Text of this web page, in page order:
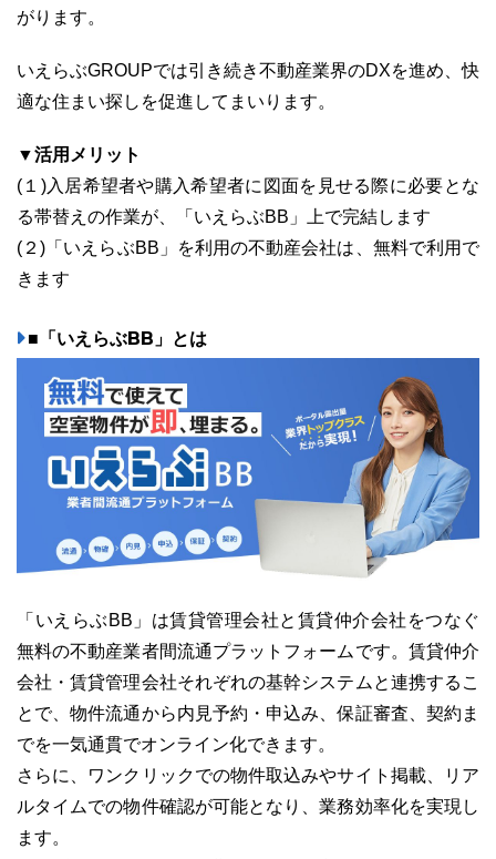
がります。
いえらぶGROUPでは引き続き不動産業界のDXを進め、快
適な住まい探しを促進してまいります。
▼活用メリット
(１)入居希望者や購入希望者に図面を見せる際に必要とな
る帯替えの作業が、「いえらぶBB」上で完結します
(２)「いえらぶBB」を利用の不動産会社は、無料で利用で
きます
■「いえらぶBB」とは
「いえらぶBB」は賃貸管理会社と賃貸仲介会社をつなぐ
無料の不動産業者間流通プラットフォームです。賃貸仲介
会社・賃貸管理会社それぞれの基幹システムと連携するこ
とで、物件流通から内見予約・申込み、保証審査、契約ま
でを一気通貫でオンライン化できます。
さらに、ワンクリックでの物件取込みやサイト掲載、リア
ルタイムでの物件確認が可能となり、業務効率化を実現し
ます。